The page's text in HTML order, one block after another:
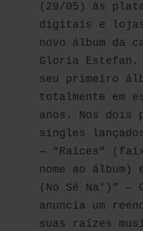
(29/05) às
digitais e
novo álbum da
Gloria Estefan.
seu primeiro
totalmente em
anos. Nos dois
singles
— “Raíces”
nome ao álbum)
(No Sé Na')” —
anuncia um
suas raízes